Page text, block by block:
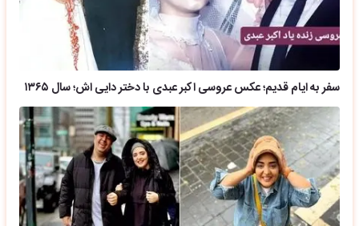
سفر به ایام قدیم؛ عکس عروسی اکبر عبدی با دختر دایی اش؛ سال ۱۳۶۵